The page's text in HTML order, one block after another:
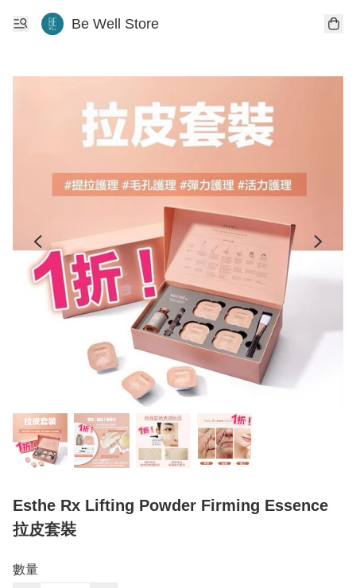
Be Well Store
Esthe Rx Lifting Powder Firming Essence
拉皮套裝
數量